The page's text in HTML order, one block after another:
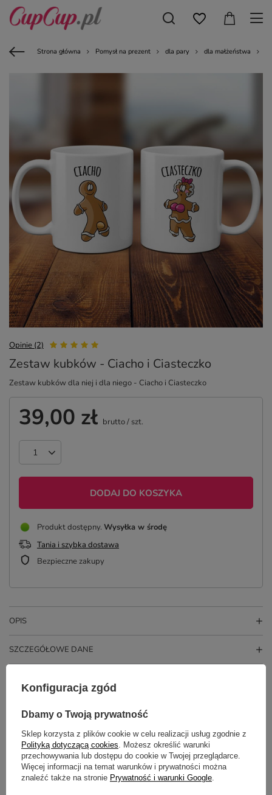
Strona główna Pomysł na prezent dla pary dla małżeństwa
Opinie (2)
Zestaw kubków - Ciacho i Ciasteczko
Zestaw kubków dla niej i dla niego - Ciacho i Ciasteczko
39,00 zł brutto/ szt.
DODAJ DO KOSZYKA
Produkt dostępny Wysyłka w środę
Tania i szybka dostawa
Bezpieczne zakupy
OPIS
SZCZEGÓŁOWE DANE
Zadaj pytanie a my odpowiemy
niezwłocznie, najciekawsze pytania i
odpowiedzi publikując dla innych.
ZADAJ PYTANIE
Konfiguracja zgód
Dbamy o Twoją prywatność
Sklep korzysta z plików cookie w celu realizacji usług zgodnie z
Polityką dotyczącą cookies . Możesz określić warunki
przechowywania lub dostępu do cookie w Twojej przeglądarce.
Więcej informacji na temat warunków i prywatności można
znaleźć także na stronie Prywatność i warunki Google